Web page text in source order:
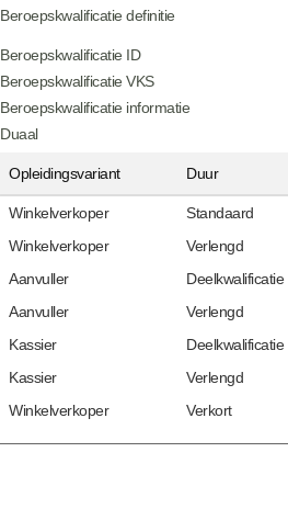
Beroepskwalificatie definitie
Beroepskwalificatie ID
Beroepskwalificatie VKS
Beroepskwalificatie informatie
Duaal
Opleidingsvariant Duur
Winkelverkoper Standaard
Winkelverkoper
Verlengd
Aanvuller
Deelkwalificatie
Aanvuller
Verlengd
Kassier
Deelkwalificatie
Kassier
Verlengd
Winkelverkoper
Verkort